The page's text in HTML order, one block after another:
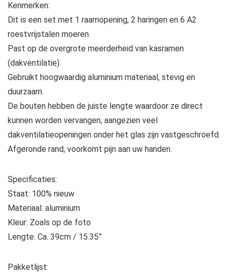
Kenmerken:
Dit is een set met 1 raamopening, 2 haringen en 6 A2
roestvrijstalen moeren.
Past op de overgrote meerderheid van kasramen
(dakventilatie).
Gebruikt hoogwaardig aluminium materiaal, stevig en
duurzaam.
De bouten hebben de juiste lengte waardoor ze direct
kunnen worden vervangen, aangezien veel
dakventilatieopeningen onder het glas zijn vastgeschroefd.
Afgeronde rand, voorkomt pijn aan uw handen.
Specificaties:
Staat: 100% nieuw
Materiaal: aluminium
Kleur: Zoals op de foto
Lengte: Ca. 39cm / 15.35”
Pakketlijst: